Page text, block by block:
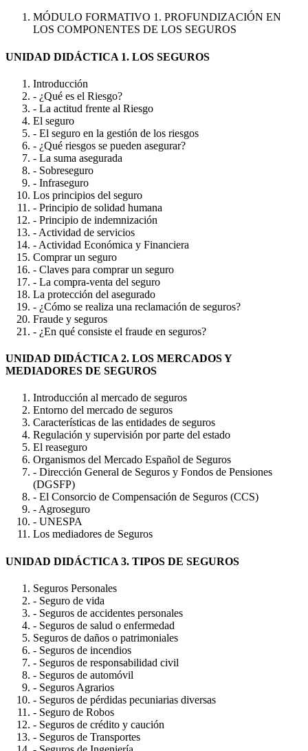
MÓDULO FORMATIVO 1. PROFUNDIZACIÓN EN
LOS COMPONENTES DE LOS SEGUROS
UNIDAD DIDÁCTICA 1. LOS SEGUROS
Introducción
- ¿Qué es el Riesgo?
- La actitud frente al Riesgo
El seguro
- El seguro en la gestión de los riesgos
- ¿Qué riesgos se pueden asegurar?
- La suma asegurada
- Sobreseguro
- Infraseguro
Los principios del seguro
- Principio de solidad humana
- Principio de indemnización
- Actividad de servicios
- Actividad Económica y Financiera
Comprar un seguro
- Claves para comprar un seguro
- La compra-venta del seguro
La protección del asegurado
- ¿Cómo se realiza una reclamación de seguros?
Fraude y seguros
- ¿En qué consiste el fraude en seguros?
UNIDAD DIDÁCTICA 2. LOS MERCADOS Y
MEDIADORES DE SEGUROS
Introducción al mercado de seguros
Entorno del mercado de seguros
Características de las entidades de seguros
Regulación y supervisión por parte del estado
El reaseguro
Organismos del Mercado Español de Seguros
- Dirección General de Seguros y Fondos de Pensiones
(DGSFP)
- El Consorcio de Compensación de Seguros (CCS)
- Agroseguro
- UNESPA
Los mediadores de Seguros
UNIDAD DIDÁCTICA 3. TIPOS DE SEGUROS
Seguros Personales
- Seguro de vida
- Seguros de accidentes personales
- Seguros de salud o enfermedad
Seguros de daños o patrimoniales
- Seguros de incendios
- Seguros de responsabilidad civil
- Seguros de automóvil
- Seguros Agrarios
- Seguros de pérdidas pecuniarias diversas
- Seguro de Robos
- Seguros de crédito y caución
- Seguros de Transportes